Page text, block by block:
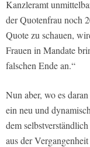
Kanzleramt
der Quotenfrau noch
Quote zu schauen,
Frauen in Mandate
falschen Ende an.“
Nun aber, wo es
ein neu und
dem
aus der